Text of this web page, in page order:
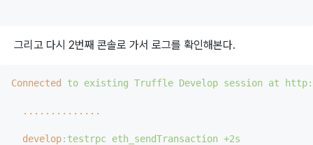
그리고 다시 2번째 콘솔로 가서 로그를 확인해본다.
Connected to existing Truffle Develop session at
..............
develop: testrpc eth_sendTransaction +2s